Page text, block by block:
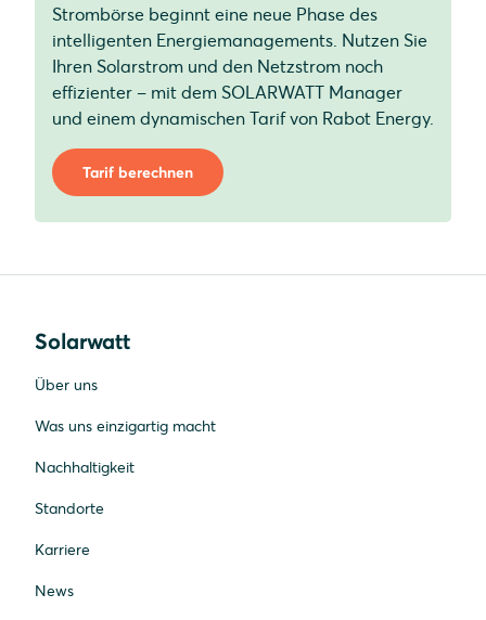
Strombörse beginnt eine neue Phase des
intelligenten Energiemanagements. Nutzen Sie
Ihren Solarstrom und den Netzstrom noch
effizienter – mit dem SOLARWATT Manager
und einem dynamischen Tarif von Rabot Energy.
Tarif berechnen
Solarwatt
Über uns
Was uns einzigartig macht
Nachhaltigkeit
Standorte
Karriere
News